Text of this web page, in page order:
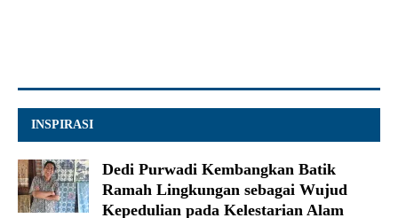
INSPIRASI
Dedi Purwadi Kembangkan Batik
Ramah Lingkungan sebagai Wujud
Kepedulian pada Kelestarian Alam